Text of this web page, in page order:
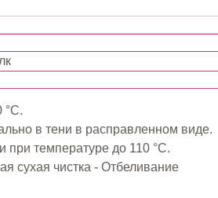
°C.
в тени в расправленном виде.
при температуре до 110 °C.
сухая чистка - Отбеливание